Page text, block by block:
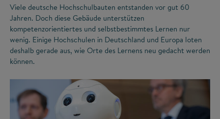
Viele deutsche Hochschulbauten entstanden vor gut 60
Jahren. Doch diese Gebäude unterstützen
kompetenzorientiertes und selbstbestimmtes Lernen nur
wenig. Einige Hochschulen in Deutschland und Europa loten
deshalb gerade aus, wie Orte des Lernens neu gedacht werden
können.